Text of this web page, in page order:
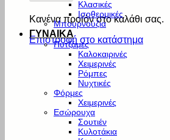
Κανένα προϊόν στο καλάθι σας.
Επιστροφή στο κατάστημα
Κλασικές
Ισοθερμικές
Μπουρνούζια
ΓΥΝΑΙΚΑ
Πυτζάμες
Καλοκαιρινές
Χειμερινές
Ρόμπες
Νυχτικές
Φόρμες
Χειμερινές
Εσώρουχα
Σουτιέν
Κυλοτάκια